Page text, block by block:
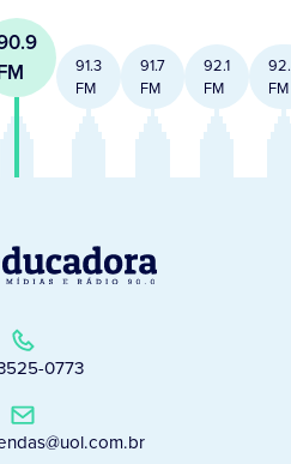
91.3
FM
91.7
FM
92.1
FM
FM
0773